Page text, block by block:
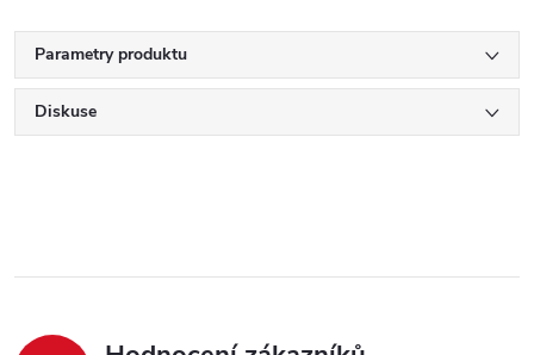
Parametry produktu
Diskuse